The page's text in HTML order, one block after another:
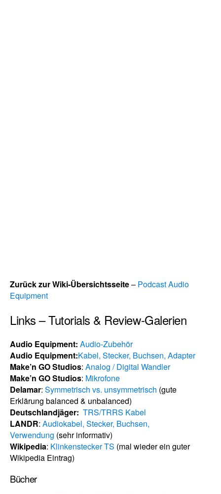
Zurück zur Wiki-Übersichtsseite– Podcast Audio
Equipment
Links – Tutorials & Review-Galerien
Audio Equipment: Audio-Zubehör
Audio Equipment:Kabel, Stecker, Buchsen, Adapter
Make’n GO Studios: Analog / Digital Wandler
Make’n GO Studios: Mikrofone
Delamar: Symmetrisch vs. unsymmetrisch (gute
Erklärung balanced & unbalanced)
Deutschlandjäger: TRS/TRRS Kabel
LANDR: Audiokabel, Stecker, Buchsen,
Verwendung (sehr informativ)
Wikipedia: Klinkenstecker TS (mal wieder ein guter
Wikipedia Eintrag)
Bücher